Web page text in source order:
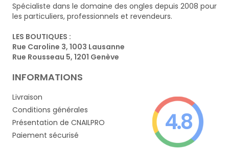
Spécialiste dans le domaine des ongles depuis 2008 pour
les particuliers, professionnels et revendeurs.
LES BOUTIQUES :
Rue Caroline 3, 1003 Lausanne
Rue Rousseau 5, 1201 Genève
INFORMATIONS
Livraison
Conditions générales
Présentation de CNAILPRO
Paiement sécurisé
4.8